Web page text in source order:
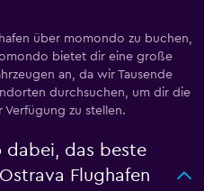
über momondo zu buchen,
bietet dir eine große
an, da wir Tausende
durchsuchen, um dir die
Verfügung zu stellen.
dabei, das beste
Flughafen